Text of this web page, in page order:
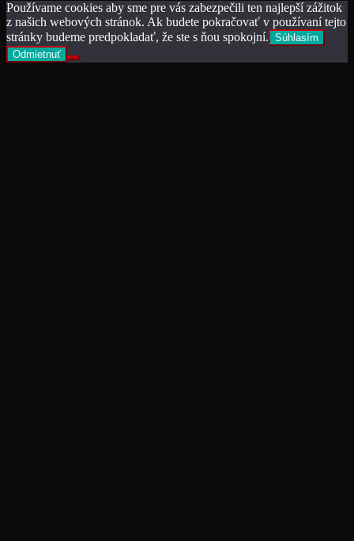
Používame cookies aby sme pre vás zabezpečili ten najlepší zážitok
z našich webových stránok. Ak budete pokračovať v používaní tejto
stránky budeme predpokladať, že ste s ňou spokojní. Súhlasím
Odmietnuť